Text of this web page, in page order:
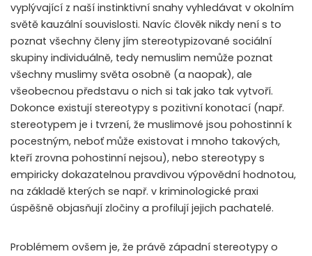
vyplývající z naší instinktivní snahy vyhledávat v okolním
světě kauzální souvislosti. Navíc člověk nikdy není s to
poznat všechny členy jím stereotypizované sociální
skupiny individuálně, tedy nemuslim nemůže poznat
všechny muslimy světa osobně (a naopak), ale
všeobecnou představu o nich si tak jako tak vytvoří.
Dokonce existují stereotypy s pozitivní konotací (např.
stereotypem je i tvrzení, že muslimové jsou pohostinní k
pocestným, neboť může existovat i mnoho takových,
kteří zrovna pohostinní nejsou), nebo stereotypy s
empiricky dokazatelnou pravdivou výpovědní hodnotou,
na základě kterých se např. v kriminologické praxi
úspěšně objasňují zločiny a profilují jejich pachatelé.
Problémem ovšem je, že právě západní stereotypy o